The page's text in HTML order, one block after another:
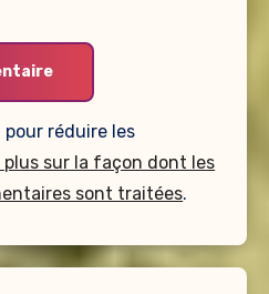
réduire les
plus sur la façon dont les
sont traitées.